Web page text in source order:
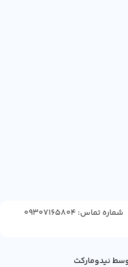
شماره تماس: 09307165804
نیدومارکت